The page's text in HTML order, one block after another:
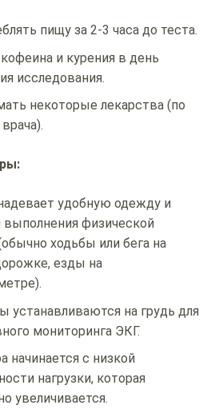
пищу за 2-3 часа до теста.
и курения в день
исследования.
некоторые лекарства (по
удобную одежду и
выполнения физической
ходьбы или бега на
езды на
устанавливаются на грудь для
мониторинга ЭКГ.
начинается с низкой
нагрузки, которая
увеличивается.